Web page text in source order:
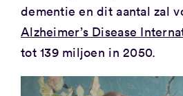
dementie en dit aantal zal
Alzheimer’s Disease
tot 139 miljoen in 2050.